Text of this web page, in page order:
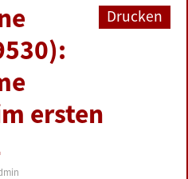
Drucken
ersten